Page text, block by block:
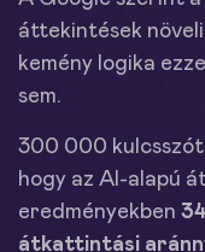
áttekintések
kemény logika
sem.
300 000
hogy az AI-alapú
eredményekben
átkattintási